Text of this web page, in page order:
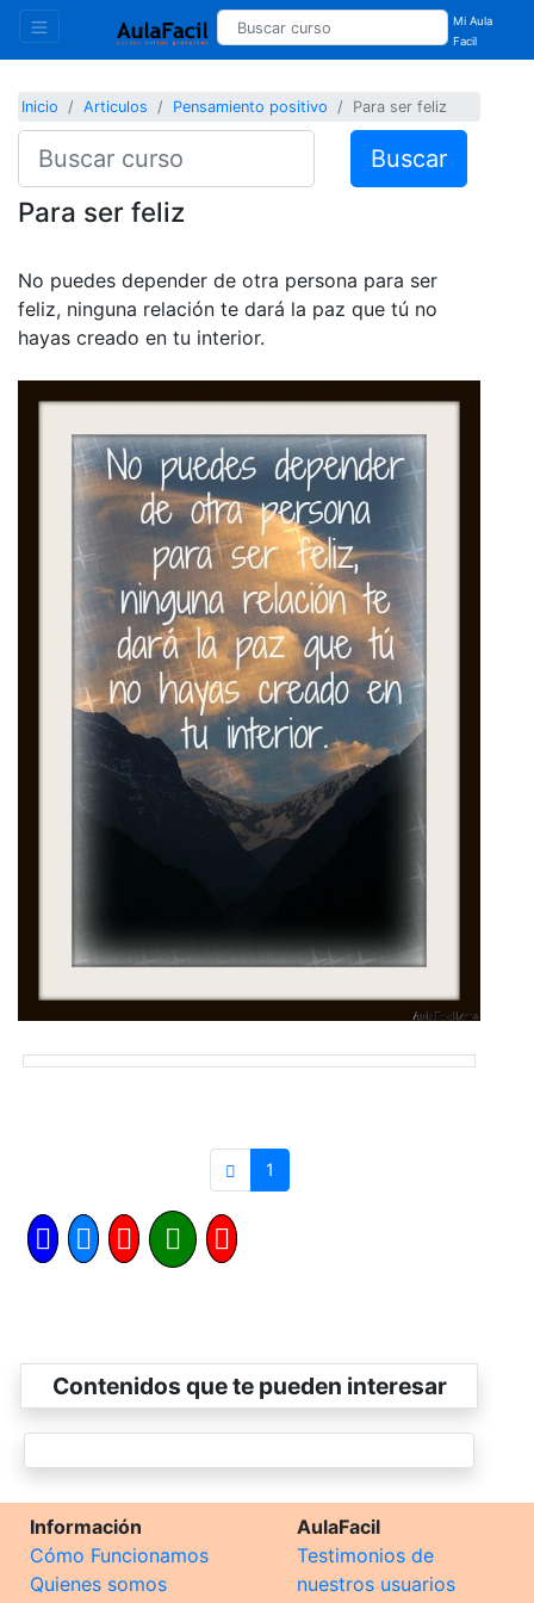
Mi Aula
Facil
Inicio Articulos Pensamiento positivo Para ser feliz
Buscar
Para ser feliz
No puedes depender de otra persona para ser
feliz, ninguna relación te dará la paz que tú no
hayas creado en tu interior.
1
Contenidos que te pueden interesar
Información
Cómo Funcionamos
Quienes somos
AulaFacil
Testimonios de
nuestros usuarios